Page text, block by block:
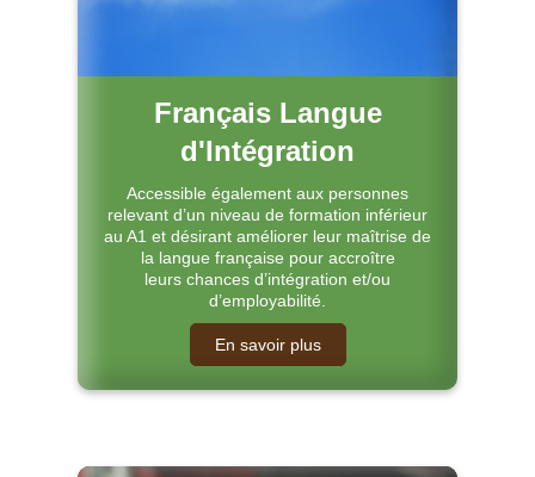
Français Langue
d'Intégration
Accessible également aux personnes
relevant d’un niveau de formation inférieur
au A1 et désirant améliorer leur maîtrise de
la langue française pour accroître
leurs chances d’intégration et/ou
d’employabilité.
En savoir plus